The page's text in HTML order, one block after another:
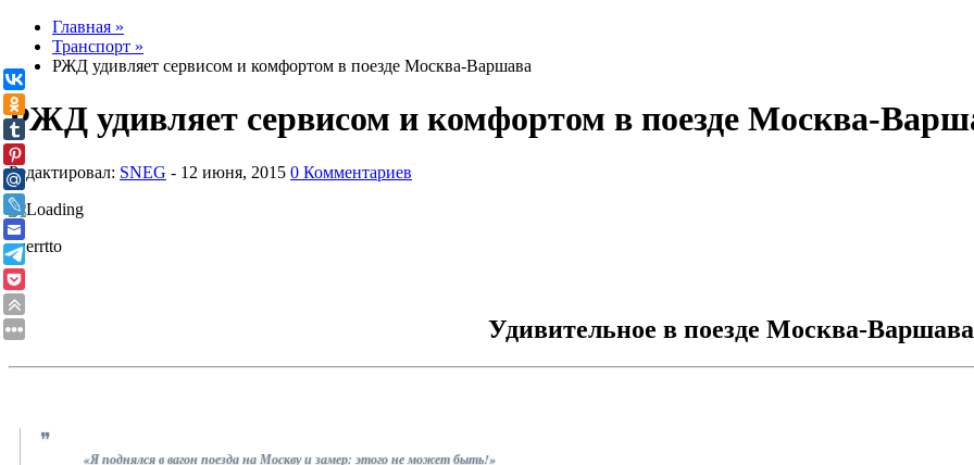
Главная »
Транспорт »
РЖД удивляет сервисом и комфортом в поезде Москва-Варшава
РЖД удивляет сервисом и комфортом в поезде Москва-
Редактировал: SNEG - 0 Комментариев
puerrtto
Удивительное в поезде Москва-Варшава
«Я поднялся в вагон поезда на Москву и замер: этого не может быть!»